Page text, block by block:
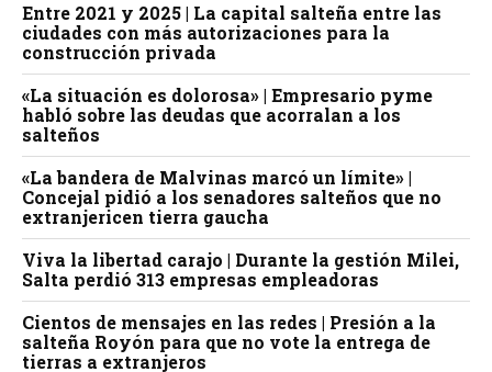
Entre 2021 y 2025 | La capital salteña entre las
ciudades con más autorizaciones para la
construcción privada
«La situación es dolorosa» | Empresario pyme
habló sobre las deudas que acorralan a los
salteños
«La bandera de Malvinas marcó un límite» |
Concejal pidió a los senadores salteños que no
extranjericen tierra gaucha
Viva la libertad carajo | Durante la gestión Milei,
Salta perdió 313 empresas empleadoras
Cientos de mensajes en las redes | Presión a la
salteña Royón para que no vote la entrega de
tierras a extranjeros